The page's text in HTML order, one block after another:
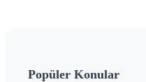
Popüler Konular